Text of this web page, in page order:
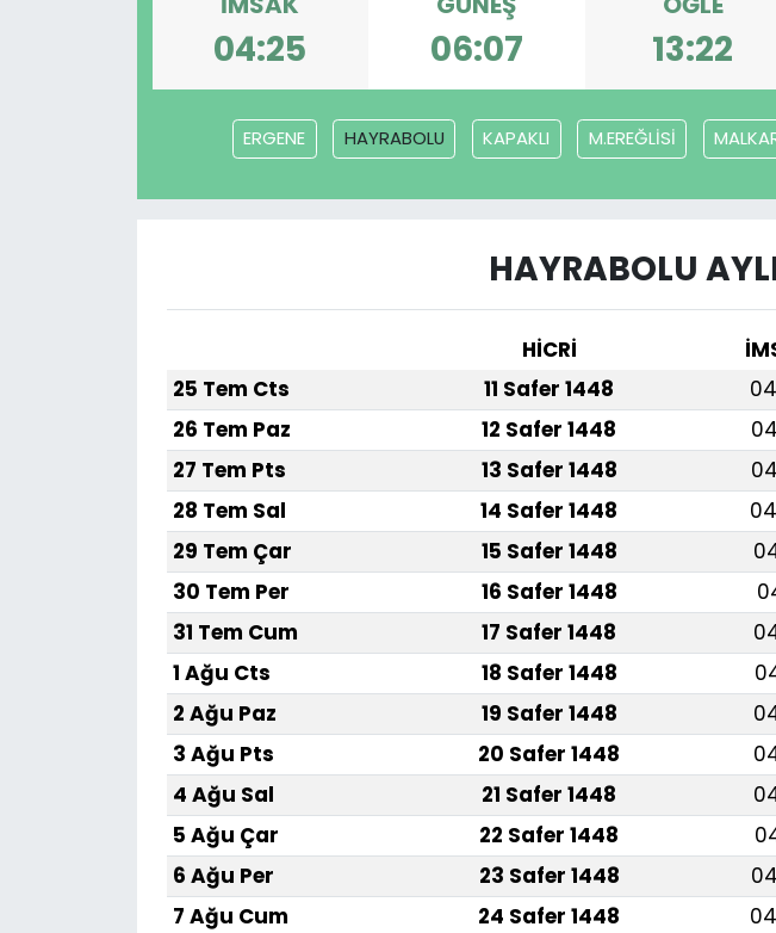
04:25 06:07 13:22
ERGENE HAYRABOLU KAPAKLI M.EREĞLİSİ
HAYRABOLU
HİCRİ
25 Tem Cts
11 Safer 1448
26 Tem Paz
12 Safer 1448
27 Tem Pts
13 Safer 1448
28 Tem Sal
14 Safer 1448
29 Tem Çar
15 Safer 1448
30 Tem Per
16 Safer 1448
31 Tem Cum
17 Safer 1448
1 Ağu Cts
18 Safer 1448
2 Ağu Paz
19 Safer 1448
3 Ağu Pts
20 Safer 1448
4 Ağu Sal
21 Safer 1448
5 Ağu Çar
22 Safer 1448
6 Ağu Per
23 Safer 1448
7 Ağu Cum
24 Safer 1448